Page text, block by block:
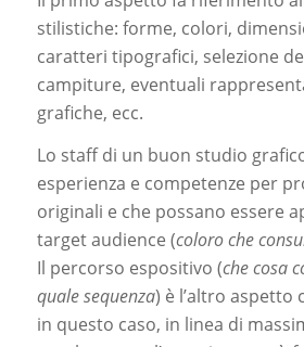
stilistiche: forme, colori,
caratteri tipografici, selezione
campiture, eventuali
grafiche, ecc.
Lo staff di un buon studio
esperienza e competenze per
originali e che possano essere
target audience (coloro che
Il percorso espositivo (che cosa
quale sequenza) è l’altro aspetto
in questo caso, in linea di